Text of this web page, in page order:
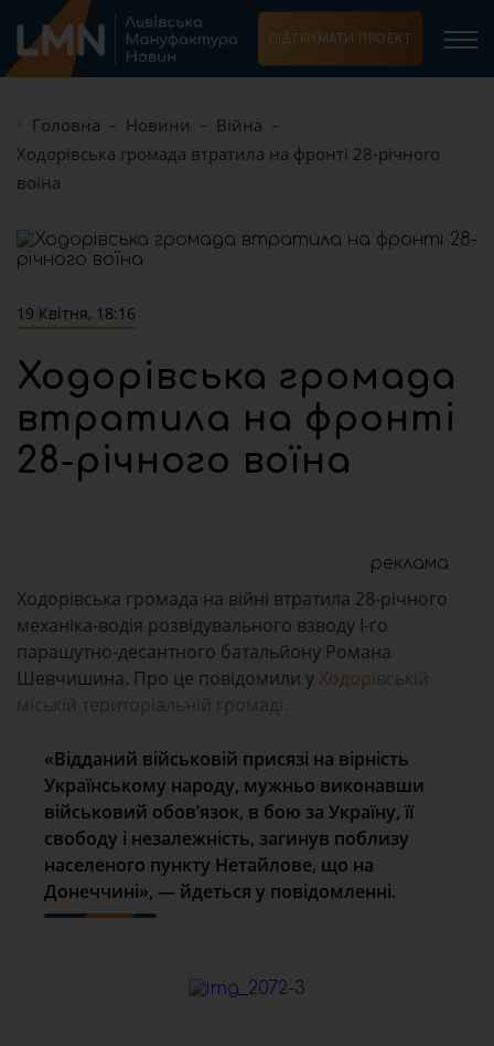
ПІДТРИМАТИ ПРОЕКТ
Головна Новини
Війна
Ходорівська громада втратила на фронті 28-річного
воїна
19 Квітня, 18:16
Ходорівська громада
втратила на фронті
28-річного воїна
реклама
Ходорівська громада на війні втратила 28-річного
механіка-водія розвідувального взводу І-го
парашутно-десантного батальйону Романа
Шевчишина. Про це повідомили у Ходорівській
міській територіальній громаді.
«Відданий військовій присязі на вірність
Українському народу, мужньо виконавши
військовий обовʼязок, в бою за Україну, її
свободу і незалежність, загинув поблизу
населеного пункту Нетайлове, що на
Донеччині», — йдеться у повідомленні.